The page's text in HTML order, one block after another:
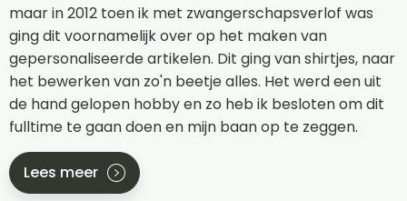
maar in 2012 toen ik met zwangerschapsverlof was
ging dit voornamelijk over op het maken van
gepersonaliseerde artikelen. Dit ging van shirtjes, naar
het bewerken van zo'n beetje alles. Het werd een uit
de hand gelopen hobby en zo heb ik besloten om dit
fulltime te gaan doen en mijn baan op te zeggen.
Lees meer